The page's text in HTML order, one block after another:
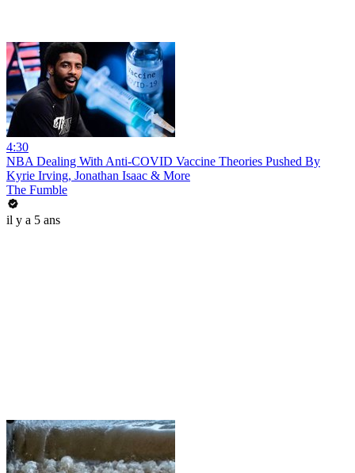
4:30
NBA Dealing With Anti-COVID Vaccine Theories Pushed By
Kyrie Irving, Jonathan Isaac & More
The Fumble
il y a 5 ans